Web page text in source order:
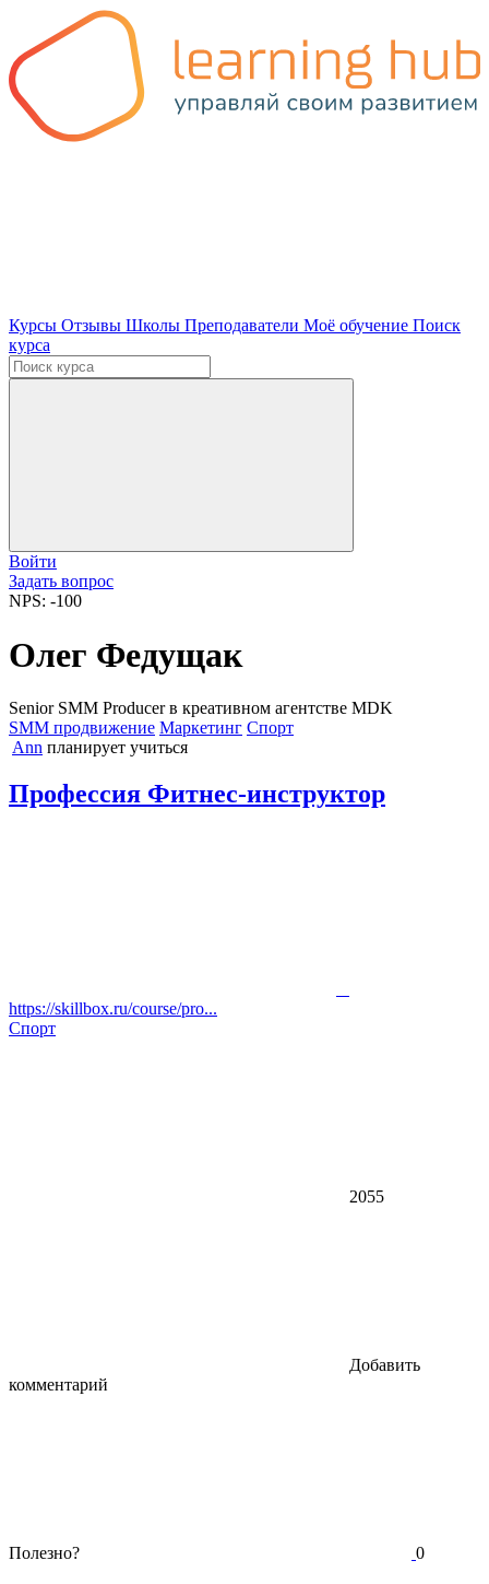
Курсы Отзывы Школы Преподаватели Моё обучение Поиск
курса
Войти
Задать вопрос
NPS: -100
Олег Федущак
Senior SMM Producer в креативном агентстве MDK
SMM продвижение Маркетинг Спорт
Ann планирует учиться
Профессия Фитнес-инструктор
https://skillbox.ru/course/pro...
Спорт
2055
Добавить
комментарий
Полезно? 0